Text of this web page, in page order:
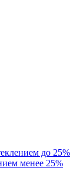
до 25%
менее 25%